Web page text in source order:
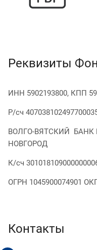
Реквизиты
ИНН 5902193800, КПП
Р/сч
ВОЛГО-ВЯТСКИЙ
НОВГОРОД
К/сч
ОГРН 1045900074901
Контакты